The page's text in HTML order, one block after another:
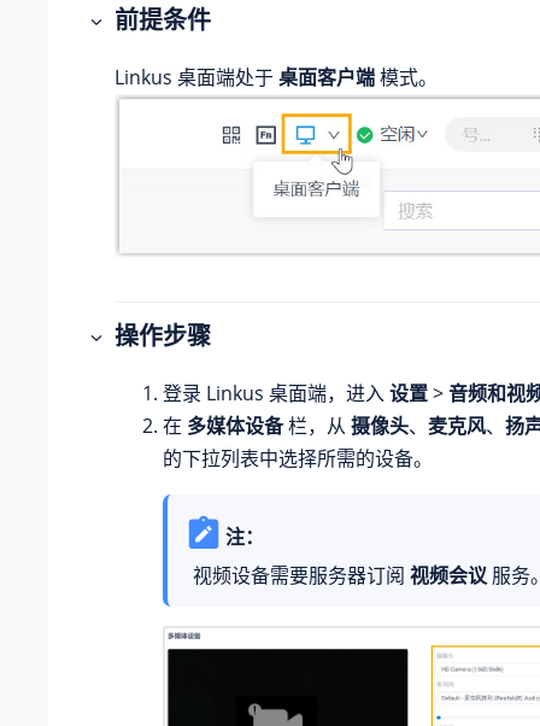
前提条件
Linkus 桌面端处于桌面客户端模式。
操作步骤
登录 Linkus 桌面端，进入设置>音频和视
在 多媒体设备栏，从 摄像头、 麦克风、 扬
的下拉列表中选择所需的设备。
注：
视频设备需要服务器订阅 视频会议服务